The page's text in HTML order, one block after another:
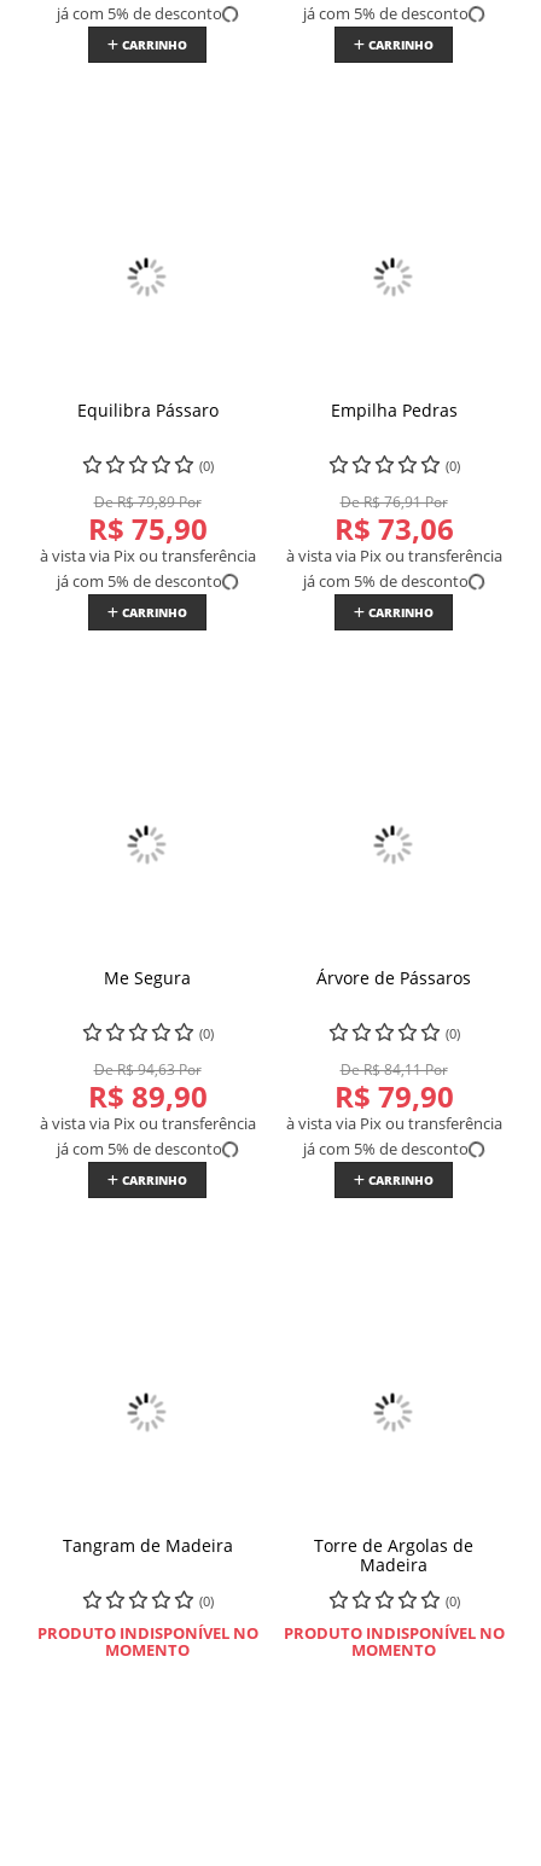
já com 5% de desconto
CARRINHO
já com 5% de desconto
CARRINHO
Equilibra Pássaro
(0)
De R$ 79,89 Por
R$ 75,90
à vista via Pix ou transferência
já com 5% de desconto
CARRINHO
Empilha Pedras
(0)
De R$ 76,91 Por
R$ 73,06
à vista via Pix ou transferência
já com 5% de desconto
CARRINHO
Me Segura
(0)
De R$ 94,63 Por
R$ 89,90
à vista via Pix ou transferência
já com 5% de desconto
CARRINHO
Árvore de Pássaros
(0)
De R$ 84,11 Por
R$ 79,90
à vista via Pix ou transferência
já com 5% de desconto
CARRINHO
Tangram de Madeira
(0)
PRODUTO INDISPONÍVEL NO
MOMENTO
Torre de Argolas de
Madeira
(0)
PRODUTO INDISPONÍVEL NO
MOMENTO